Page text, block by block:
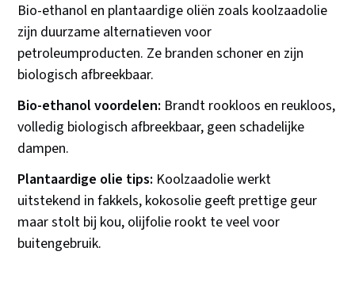
Bio-ethanol en plantaardige oliën zoals koolzaadolie
zijn duurzame alternatieven voor
petroleumproducten. Ze branden schoner en zijn
biologisch afbreekbaar.
Bio-ethanol voordelen: Brandt rookloos en reukloos,
volledig biologisch afbreekbaar, geen schadelijke
dampen.
Plantaardige olie tips: Koolzaadolie werkt
uitstekend in fakkels, kokosolie geeft prettige geur
maar stolt bij kou, olijfolie rookt te veel voor
buitengebruik.